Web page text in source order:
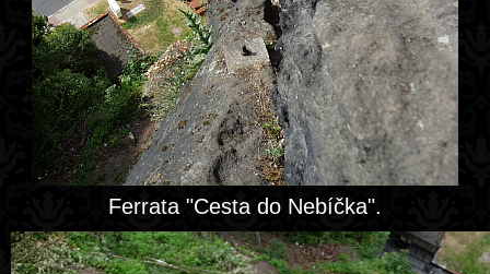
Ferrata "Cesta do Nebíčka".